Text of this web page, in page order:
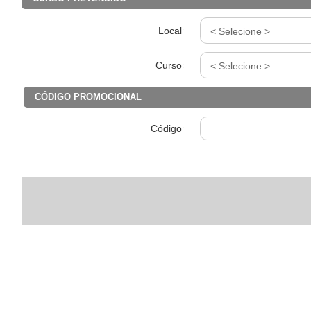
Local:
Curso:
CÓDIGO PROMOCIONAL
Código: